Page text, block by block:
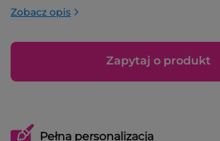
Zobacz opis
Zapytaj o produkt
Pełna personalizacja